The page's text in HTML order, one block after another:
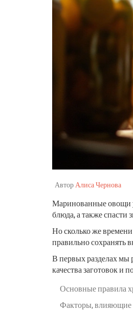
Автор Алиса Чернова
Маринованные овощи
блюда, а также спасти
Но сколько же
правильно сохранять
В первых разделах мы
качества заготовок и
Основные правила
Факторы, влияющие